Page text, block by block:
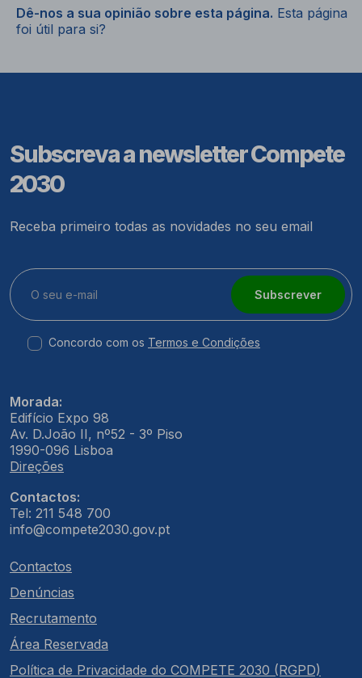
Dê-nos a sua opinião sobre esta página. Esta página
foi útil para si?
Subscreva a newsletter Compete
2030
Receba primeiro todas as novidades no seu email
Subscrever
Concordo com os Termos e Condições
Morada:
Edifício Expo 98
Av. D.João II, nº52 - 3º Piso
1990-096 Lisboa
Direções
Contactos:
Tel: 211 548 700
info@compete2030.gov.pt
Contactos
Denúncias
Recrutamento
Área Reservada
Política de Privacidade do COMPETE 2030 (RGPD)